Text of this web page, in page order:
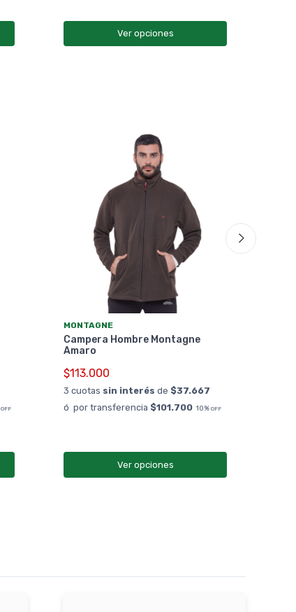
Ver opciones
OFF
MONTAGNE
Campera Hombre Montagne
Amaro
$113.000
3 cuotas sin interés de $37.667
ó por transferencia $101.700 10% OFF
Ver opciones